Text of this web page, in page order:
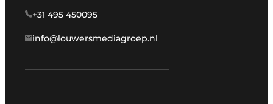
+31 495 450095
info@louwersmediagroep.nl